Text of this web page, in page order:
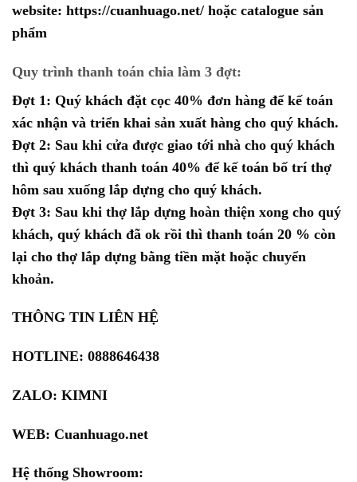
website: https://cuanhuago.net/ hoặc catalogue sản
phẩm
Quy trình thanh toán chia làm 3 đợt:
Đợt 1: Quý khách đặt cọc 40% đơn hàng để kế toán
xác nhận và triển khai sản xuất hàng cho quý khách.
Đợt 2: Sau khi cửa được giao tới nhà cho quý khách
thì quý khách thanh toán 40% để kế toán bố trí thợ
hôm sau xuống lắp dựng cho quý khách.
Đợt 3: Sau khi thợ lắp dựng hoàn thiện xong cho quý
khách, quý khách đã ok rồi thì thanh toán 20 % còn
lại cho thợ lắp dựng bằng tiền mặt hoặc chuyển
khoản.
THÔNG TIN LIÊN HỆ
HOTLINE: 0888646438
ZALO: KIMNI
WEB: Cuanhuago.net
Hệ thống Showroom: